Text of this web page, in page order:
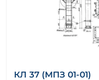
КЛ 37 (МПЗ 01-01)